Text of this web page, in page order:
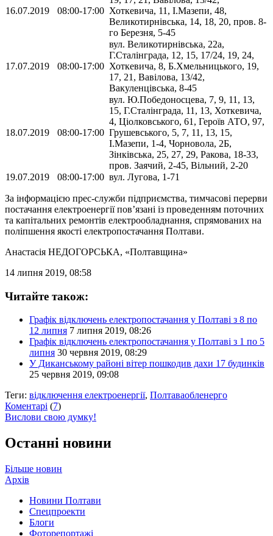
16.07.2019 08:00-17:00 Хоткевича, 11, І.Мазепи, 48,
Великотирнівська, 14, 18, 20, пров. 8-
го Березня, 5-45
17.07.2019 08:00-17:00
вул. Великотирнівська, 22а,
Г.Сталінграда, 12, 15, 17/24, 19, 24,
Хоткевича, 8, Б.Хмельницького, 19,
17, 21, Вавілова, 13/42,
Вакуленцівська, 8-45
18.07.2019 08:00-17:00
вул. Ю.Победоносцева, 7, 9, 11, 13,
15, Г.Сталінграда, 11, 13, Хоткевича,
4, Ціолковського, 61, Героїв АТО, 97,
Грушевського, 5, 7, 11, 13, 15,
І.Мазепи, 1-4, Чорновола, 2Б,
Зінківська, 25, 27, 29, Ракова, 18-33,
пров. Заячий, 2-45, Вільний, 2-20
19.07.2019
08:00-17:00 вул. Лугова, 1-71
За інформацією прес-служби підприємства, тимчасові перерви
постачання електроенергії пов’язані із проведенням поточних
та капітальних ремонтів електрообладнання, спрямованих на
поліпшення якості електропостачання Полтави.
Анастасія НЕДОГОРСЬКА, «Полтавщина»
14 липня 2019, 08:58
Читайте також:
Графік відключень електропостачання у Полтаві з 8 по
12 липня 7 липня 2019, 08:26
Графік відключень електропостачання у Полтаві з 1 по 5
липня 30 червня 2019, 08:29
У Диканському районі вітер пошкодив дахи 17 будинків
25 червня 2019, 09:08
Теги: відключення електроенергії, Полтаваобленерго
Коментарі (7)
Вислови свою думку!
Останні новини
Більше новин
Архів
Новини Полтави
Спецпроекти
Блоги
Фоторепортажі